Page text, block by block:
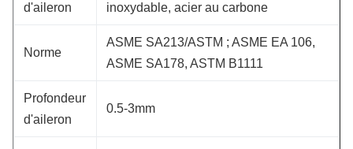
d'aileron
inoxydable, acier au carbone
Norme
ASME SA213/ASTM ; ASME EA 106,
ASME SA178, ASTM B1111
Profondeur
d'aileron
0.5-3mm